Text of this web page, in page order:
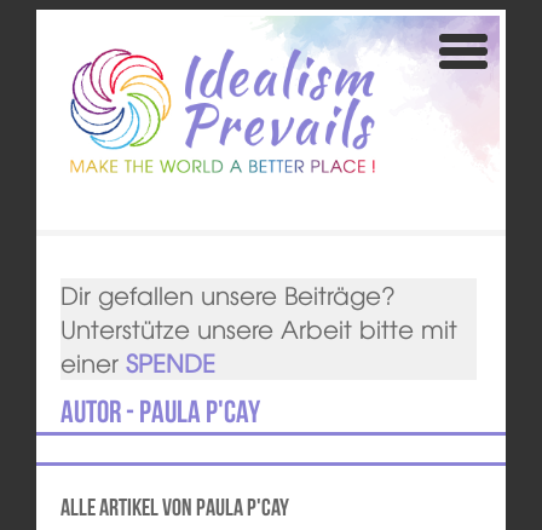
Dir gefallen unsere Beiträge?
Unterstütze unsere Arbeit bitte mit
einer SPENDE
Autor - Paula P'Cay
Alle Artikel von Paula P'Cay